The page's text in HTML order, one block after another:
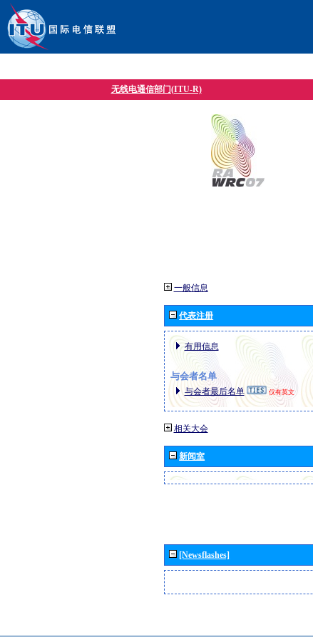
无线电通信部门(ITU-R)
一般信息
代表注册
有用信息
与会者名单
与会者最后名单 仅有英文
相关大会
新闻室
[Newsflashes]